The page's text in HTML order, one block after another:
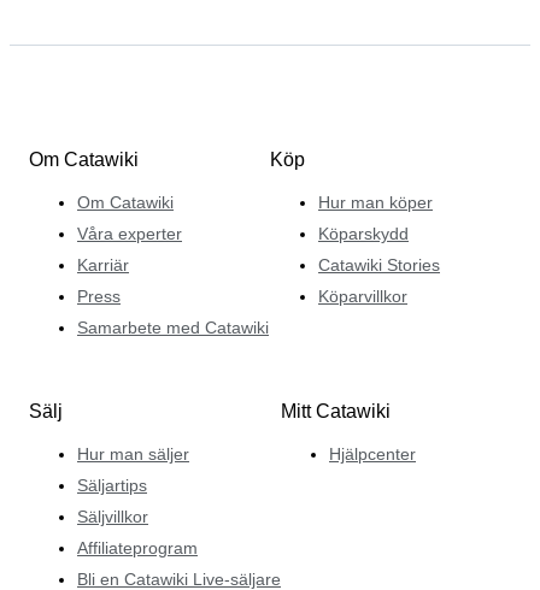
Om Catawiki
Om Catawiki
Våra experter
Karriär
Press
Samarbete med Catawiki
Köp
Hur man köper
Köparskydd
Catawiki Stories
Köparvillkor
Sälj
Hur man säljer
Säljartips
Säljvillkor
Affiliateprogram
Bli en Catawiki Live-säljare
Mitt Catawiki
Hjälpcenter